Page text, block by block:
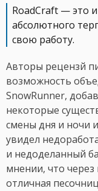
RoadCraft — это
абсолютного
свою работу.
Авторы рецензй
возможность
SnowRunner,
некоторые
смены дня и ночи
увидел
и недоделанный
мнении, что
отличная